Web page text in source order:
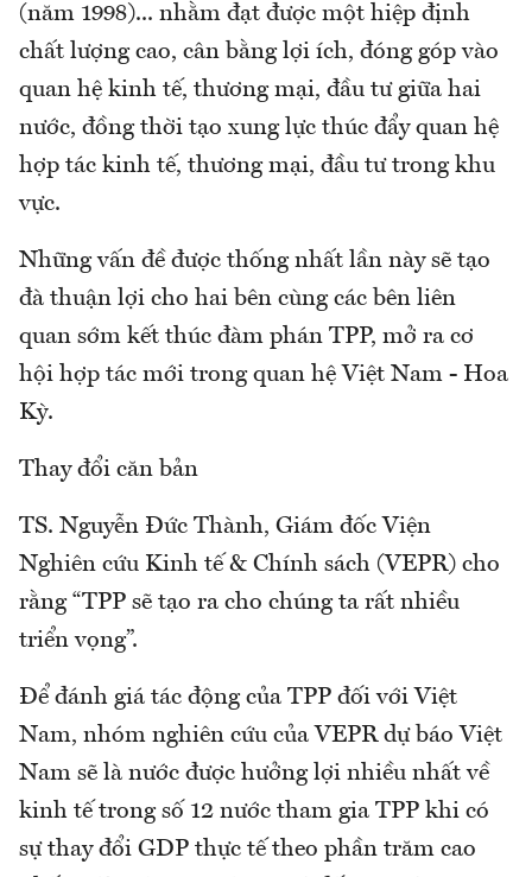
(năm 1998)... nhằm đạt được một hiệp định
chất lượng cao, cân bằng lợi ích, đóng góp vào
quan hệ kinh tế, thương mại, đầu tư giữa hai
nước, đồng thời tạo xung lực thúc đẩy quan hệ
hợp tác kinh tế, thương mại, đầu tư trong khu
vực.
Những vấn đề được thống nhất lần này sẽ tạo
đà thuận lợi cho hai bên cùng các bên liên
quan sớm kết thúc đàm phán TPP, mở ra cơ
hội hợp tác mới trong quan hệ Việt Nam - Hoa
Kỳ.
Thay đổi căn bản
TS. Nguyễn Đức Thành, Giám đốc Viện
Nghiên cứu Kinh tế & Chính sách (VEPR) cho
rằng “TPP sẽ tạo ra cho chúng ta rất nhiều
triển vọng”.
Để đánh giá tác động của TPP đối với Việt
Nam, nhóm nghiên cứu của VEPR dự báo Việt
Nam sẽ là nước được hưởng lợi nhiều nhất về
kinh tế trong số 12 nước tham gia TPP khi có
sự thay đổi GDP thực tế theo phần trăm cao